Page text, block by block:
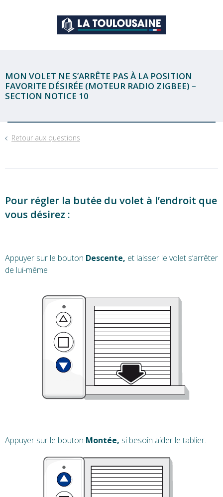
MON VOLET NE S’ARRÊTE PAS À LA POSITION
FAVORITE DÉSIRÉE (MOTEUR RADIO ZIGBEE) –
SECTION NOTICE 10
Retour aux questions
Pour régler la butée du volet à l’endroit que
vous désirez :
Appuyer sur le bouton Descente, et laisser le volet s’arrêter
de lui-même
Appuyer sur le bouton Montée, si besoin aider le tablier.